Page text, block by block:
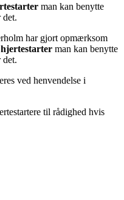
man kan benytte
det.
har gjort opmærksom
hjertestarter man kan benytte
det.
ved henvendelse i
til rådighed hvis